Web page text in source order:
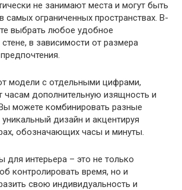
не занимают места и могут быть
ограниченных пространствах. В-
выбрать любое удобное
в зависимости от размера
модели с отдельными цифрами,
дополнительную изящность и
можете комбинировать разные
дизайн и акцентируя
обозначающих часы и минуты.
для интерьера – это не только
контролировать время, но и
свою индивидуальность и